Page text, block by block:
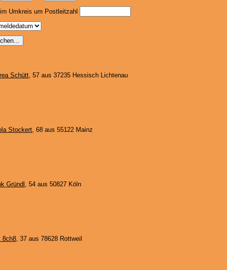
im Umkreis um Postleitzahl
Schütt, 57 aus 37235 Hessisch Lichtenau
Stockert, 68 aus 55122 Mainz
Gründl , 54 aus 50827 Köln
8ch8, 37 aus 78628 Rottweil